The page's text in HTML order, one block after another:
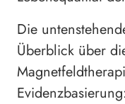
Die
Überblick über
Evidenzbasierung: